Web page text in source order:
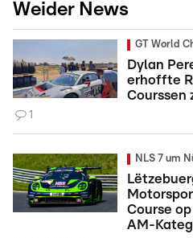
Weider News
GT World
Dylan
erhoffte
Courssen
1
NLS 7 um
Course
AM-